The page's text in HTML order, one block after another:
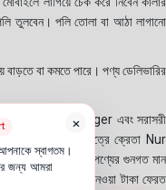
তুলবেন। পলি তোলা বা আঠা লাগানো
বা কমতে পারে। পণ্য ডেলিভারির
Messenger এবং সরাসরী
এ না থাকে সেক্ষেত্রে ক্রেতা Nur
করে থাকেন। পণ্যের গুনগত মান
ফোন করে অগ্রিম নেওয়া টাকা ফেরত
×
স্বাগতম।
জন্য আমরা